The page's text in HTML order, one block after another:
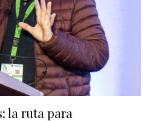
la ruta para